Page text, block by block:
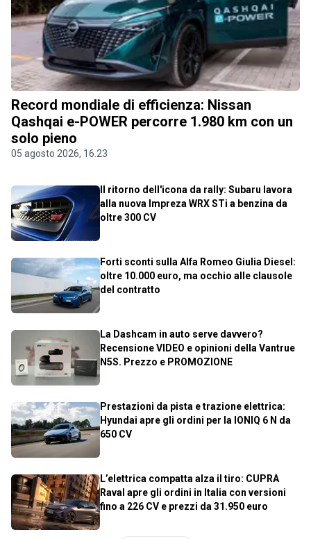
Record mondiale di efficienza: Nissan
Qashqai e-POWER percorre 1.980 km con un
solo pieno
05 agosto 2026, 16.23
Il ritorno dell'icona da rally: Subaru lavora
alla nuova Impreza WRX STi a benzina da
oltre 300 CV
Forti sconti sulla Alfa Romeo Giulia Diesel:
oltre 10.000 euro, ma occhio alle clausole
del contratto
La Dashcam in auto serve davvero?
Recensione VIDEO e opinioni della Vantrue
N5S. Prezzo e PROMOZIONE
Prestazioni da pista e trazione elettrica:
Hyundai apre gli ordini per la IONIQ 6 N da
650 CV
L’elettrica compatta alza il tiro: CUPRA
Raval apre gli ordini in Italia con versioni
fino a 226 CV e prezzi da 31.950 euro